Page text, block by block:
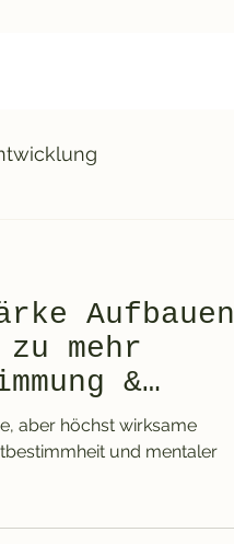
Aufbauen
zu mehr
&
aber höchst wirksame
und mentaler